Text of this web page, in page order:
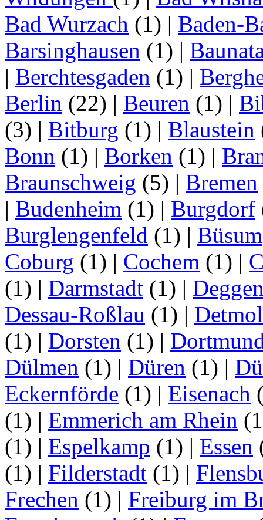
Bad Wurzach (1) | Baden-
Barsinghausen (1) |
| Berchtesgaden (1) |
Berlin (22) | Beuren (1) |
(3) | Bitburg (1) | Blaustein
Bonn (1) | Borken (1) |
Braunschweig (5) | Bremen
| Budenheim (1) | Burgdorf
Burglengenfeld (1) | Büsum
Coburg (1) | Cochem (1) |
(1) | Darmstadt (1) |
Dessau-Roßlau (1) |
(1) | Dorsten (1) |
Dülmen (1) | Düren (1) |
Eckernförde (1) | Eisenach
(1) | Emmerich am Rhein
(1) | Espelkamp (1) | Essen
(1) | Filderstadt (1) |
Frechen (1) | Freiburg im